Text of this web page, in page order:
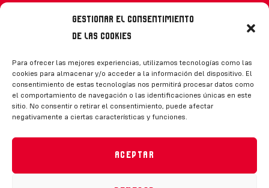
Gestionar el consentimiento
de las cookies
Para ofrecer las mejores experiencias, utilizamos tecnologías como las
cookies para almacenar y/o acceder a la información del dispositivo. El
consentimiento de estas tecnologías nos permitirá procesar datos como
el comportamiento de navegación o las identificaciones únicas en este
sitio. No consentir o retirar el consentimiento, puede afectar
negativamente a ciertas características y funciones.
Aceptar
Síguenos